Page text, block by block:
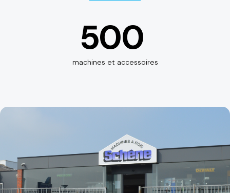
500
machines et accessoires